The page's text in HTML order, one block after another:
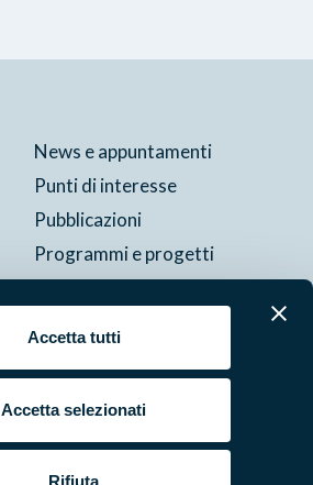
Accetta tutti
Accetta selezionati
Rifiuta
News e appuntamenti
Punti di interesse
Pubblicazioni
Programmi e progetti